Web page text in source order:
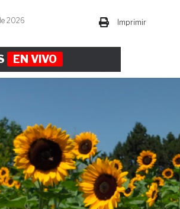
2026 Imprimir
EN VIVO